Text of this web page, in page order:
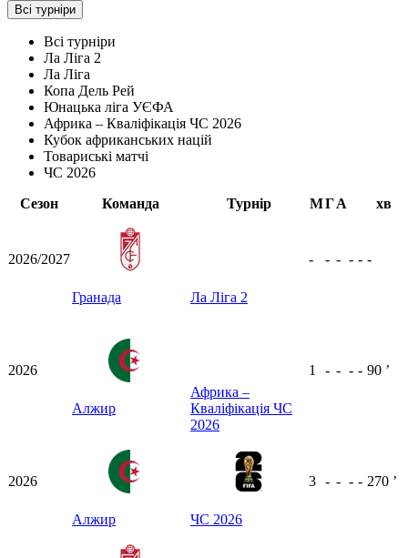
Всі турніри
Всі турніри
Ла Ліга 2
Ла Ліга
Копа Дель Рей
Юнацька ліга УЄФА
Африка – Кваліфікація ЧС 2026
Кубок африканських націй
Товариські матчі
ЧС 2026
Сезон
Команда Турнір МГА хв
2026/2027
Гранада Ла Ліга 2
- - - - - -
2026
Алжир
Африка –
Кваліфікація ЧС
2026
1 - - - - 90 ʼ
2026
Алжир ЧС 2026
3 - - - - 270 ʼ